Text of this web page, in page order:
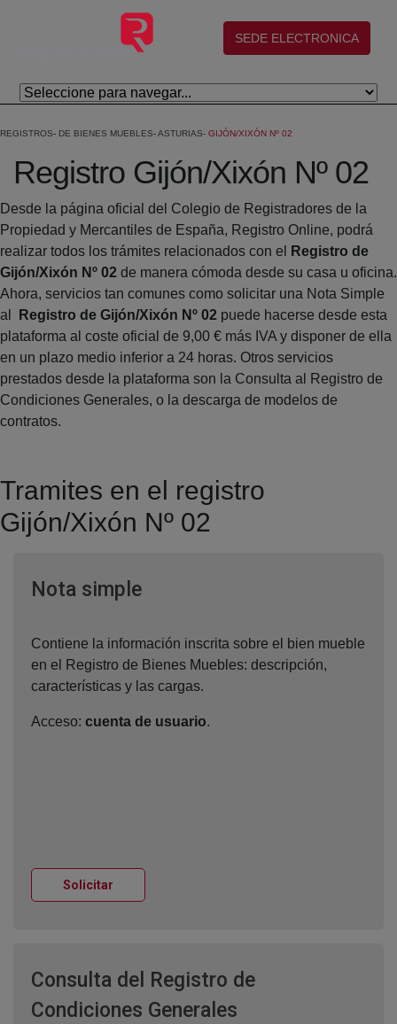
Eduki nagusira joan
(abre en nueva ventana)
SEDE ELECTRONICA
REGISTROS DE BIENES MUEBLES ASTURIAS GIJÓN/XIXÓN Nº 02
Registro Gijón/Xixón Nº 02
Desde la página oficial del Colegio de Registradores de la
Propiedad y Mercantiles de España, Registro Online, podrá
realizar todos los trámites relacionados con el
Registro de
Gijón/Xixón Nº 02 de manera cómoda desde su casa u oficina.
Ahora, servicios tan comunes como solicitar una Nota Simple
al
Registro de Gijón/Xixón Nº 02 puede hacerse desde esta
plataforma al coste oficial de 9,00 € más IVA y disponer de ella
en un plazo medio inferior a 24 horas. Otros servicios
prestados desde la plataforma son la Consulta al Registro de
Condiciones Generales, o la descarga de modelos de
contratos.
Tramites en el registro
Gijón/Xixón Nº 02
Nota simpleVentana nueva
Contiene la información inscrita sobre el bien mueble
en el Registro de Bienes Muebles: descripción,
características y las cargas.
Acceso: cuenta de usuario.
Solicitar
Consulta del Registro de
Condiciones Generales